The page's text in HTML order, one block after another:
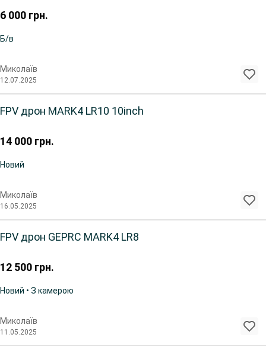
6 000 грн.
Б/в
Миколаїв
12.07.2025
14 000 грн.
FPV дрон MARK4 LR10 10inch
Новий
Миколаїв
16.05.2025
12 500 грн.
FPV дрон GEPRC MARK4 LR8
Новий • З камерою
Миколаїв
11.05.2025